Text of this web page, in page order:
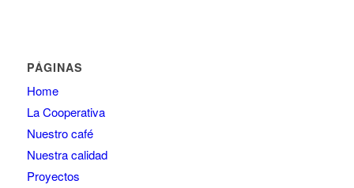
PÁGINAS
Home
La Cooperativa
Nuestro café
Nuestra calidad
Proyectos